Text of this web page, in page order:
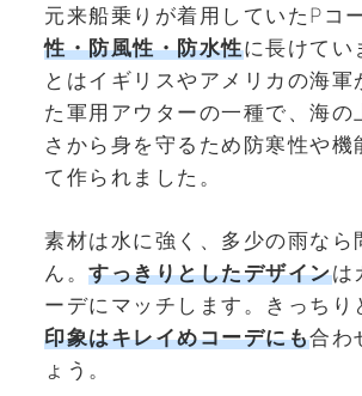
元来船乗りが着用していたPコ
性・防風性・防水性に長けてい
とはイギリスやアメリカの海軍
た軍用アウターの一種で、海の
さから身を守るため防寒性や機
て作られました。
素材は水に強く、多少の雨なら
ん。 すっきりとしたデザインは
ーデにマッチします。きっちり
印象はキレイめコーデにも合わ
ょう。